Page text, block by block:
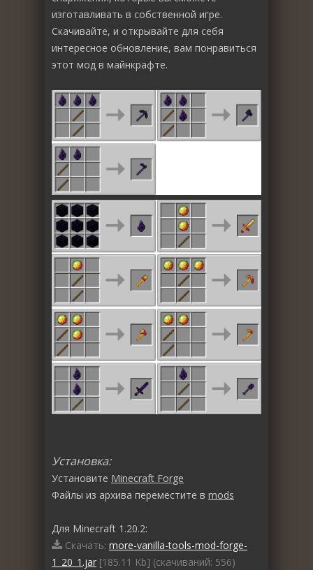
изготавливать в собственной игре.
Скачивайте, и открывайте для себя
интересное обновление, вам понравиться
этот мод в майнкрафте.
Установка:
Установите Minecraft Forge
Файлы из архива переместите в mods
Для Minecraft 1.20.2:
Скачать: more-vanilla-tools-mod-forge-
1_20_1.jar [185.11 Kb] (cкачиваний: 556)